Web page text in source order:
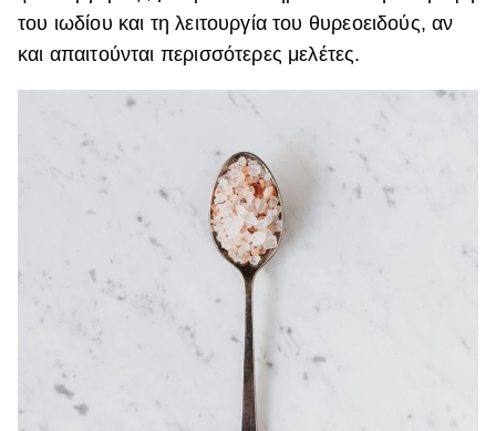
του ιωδίου και τη λειτουργία του θυρεοειδούς, αν
και απαιτούνται περισσότερες μελέτες.